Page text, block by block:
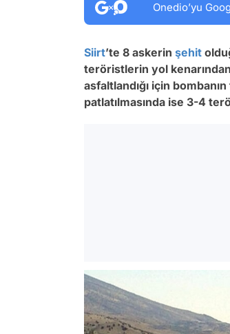
Onedio’yu
Siirt’te 8 askerin şehit
teröristlerin yol
asfaltlandığı için
patlatılmasında ise 3-4